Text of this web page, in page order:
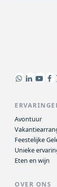
Avontuur
Feestelijke
Unieke
Eten en wijn
OVER ONS